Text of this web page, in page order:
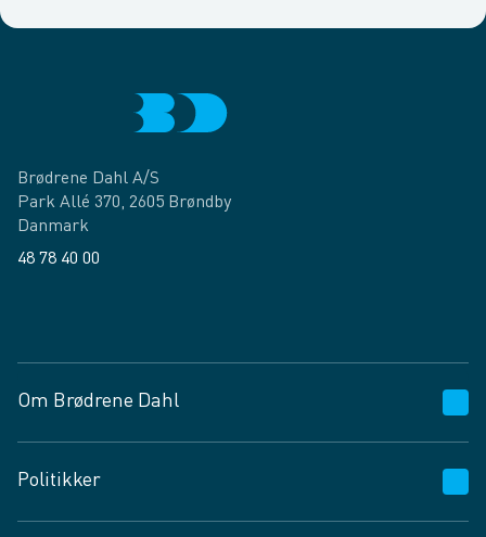
Brødrene Dahl A/S
Park Allé 370, 2605 Brøndby
Danmark
48 78 40 00
Om Brødrene Dahl
Vagttelefon 30 10 89 89
Spørgsmål og svar
Politikker